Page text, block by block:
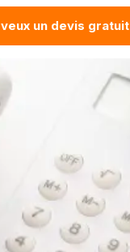
un devis gratuit